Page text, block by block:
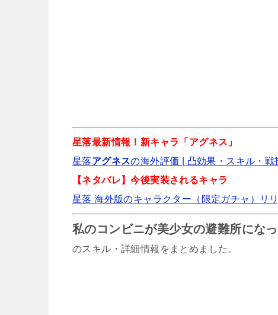
【コンビ所】ゾーヤの評価
私のコンビニが美
星落最新情報！新キャラ「アグネス」
星落アグネスの海外評価 | 凸効果・スキル・戦
【ネタバレ】今後実装されるキャラ
星落 海外版のキャラクター（限定ガチャ）リ
私のコンビニが美少女の避難所にな
のスキル・詳細情報をまとめました。